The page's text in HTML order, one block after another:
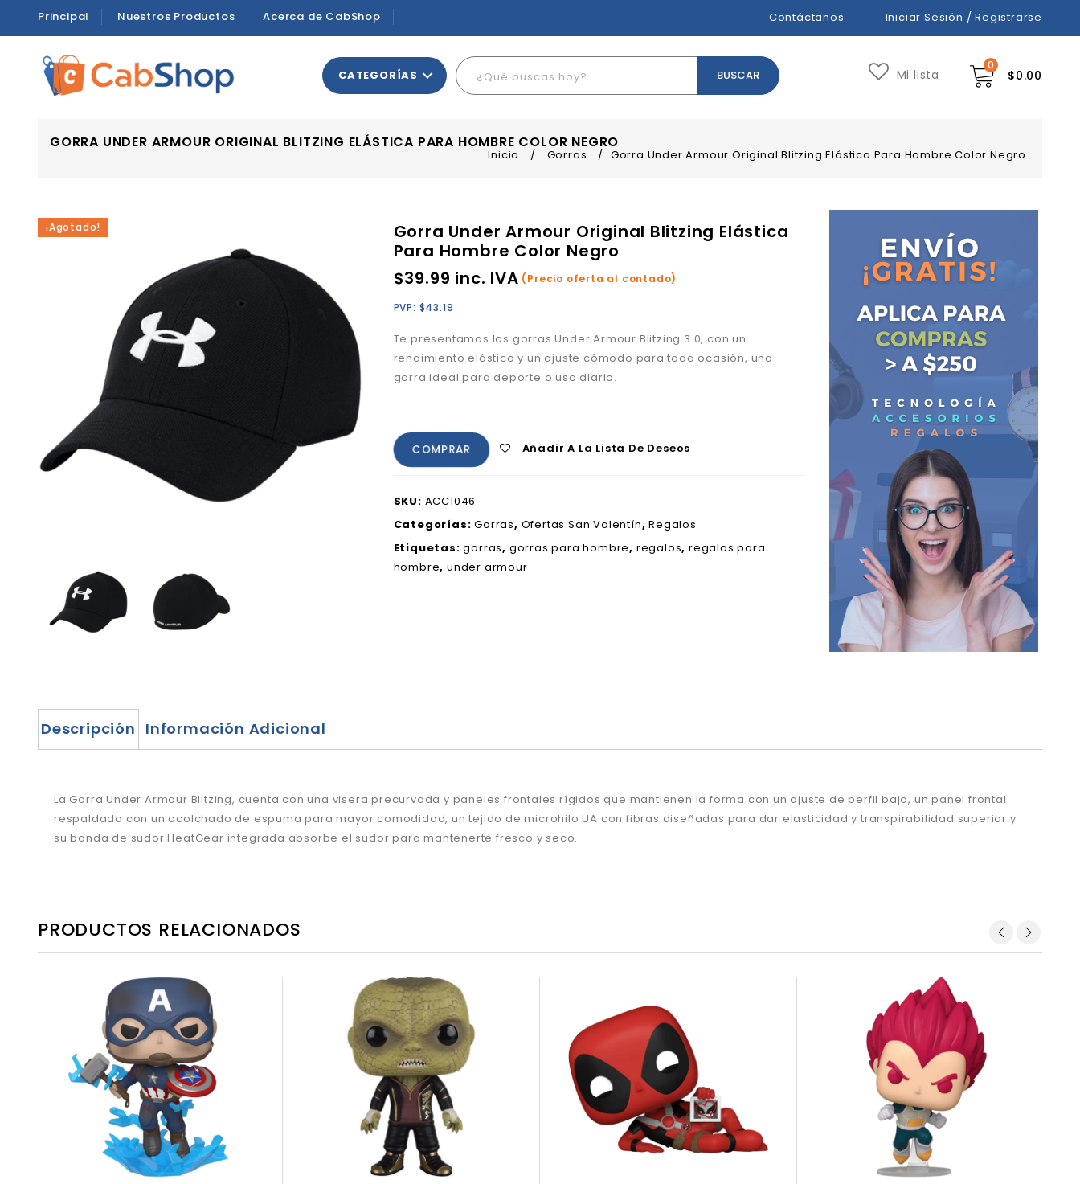
Principal Nuestros Productos Acerca de CabShop Contáctanos Iniciar Sesión / Registrarse
0
$0.00
Mi lista
CATEGORÍAS
GORRA UNDER ARMOUR ORIGINAL BLITZING ELÁSTICA PARA HOMBRE COLOR NEGRO
Inicio / Gorras / Gorra Under Armour Original Blitzing Elástica Para Hombre Color Negro
¡Agotado!
Gorra Under Armour Original Blitzing Elástica
Para Hombre Color Negro
$39.99 inc. IVA (Precio oferta al contado)
PVP: $43.19
Te presentamos las gorrasUnder Armour Blitzing 3.0, con un
rendimiento elástico y un ajuste cómodo para toda ocasión, una
gorra ideal para deporte o uso diario.
COMPRAR Añadir A La Lista De Deseos
SKU: ACC1046
Categorías:Gorras, Ofertas San Valentín,Regalos
Etiquetas:gorras, gorras para hombre, regalos, regalos para
hombre, under armour
Descripción Información Adicional
La Gorra Under Armour Blitzing, cuenta con una visera precurvada y paneles frontales rígidos que mantienen la forma con un ajuste de perfil bajo, un panel frontal
respaldado con un acolchado de espuma para mayor comodidad, un tejido de microhilo UA con fibras diseñadas para dar elasticidad y transpirabilidad superior y
su banda de sudor HeatGear integrada absorbe el sudor para mantenerte fresco y seco.
PRODUCTOS RELACIONADOS